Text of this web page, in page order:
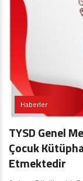
Haberler
TYSD Genel
Çocuk
Etmektedir